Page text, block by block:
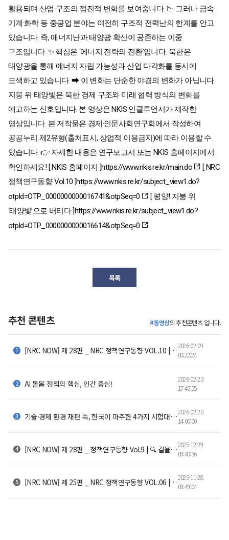
활용되며 산업 구조의 점진적 변화를 보여줍니다. 📉 그러나 금속·
기계·화학 등 중공업 분야는 여전히 구조적 전력난의 한계를 안고
있습니다. 즉, 에너지난과 태양광 확산이 공존하는 이중
구조입니다. ✨ 핵심은 ‘에너지 전략의 전환’입니다. 북한은
태양광을 통해 에너지 자립 가능성과 산업 다각화를 동시에
모색하고 있습니다. ➡ 이 변화는 단순한 야경의 변화가 아닙니다.
지붕 위 태양빛은 북한 경제 구조와 미래 협력 방식의 변화를
예고하는 신호입니다. 본 영상은 NKIS 인클루언서가 제작한
영상입니다. 본 저작물은 경제·인문사회연구회에서 작성하여
공공누리 제2유형(출처표시, 상업적 이용금지)에 따라 이용할 수
있습니다. 👉 자세한 내용은 연구보고서 또는 NKIS 홈페이지에서
확인하세요! [ NKIS 홈페이지 ]https://www.nkis.re.kr/main.do
[ NRC
정책연구동향 Vol.10 ]https://www.nkis.re.kr/subject_view1.do?
otpId=OTP_0000000000016741&otpSeq=0
[ 평양! 지붕 위
‘태양빛’으로 버티다 ]https://www.nkis.re.kr/subject_view1.do?
otpId=OTP_0000000000016614&otpSeq=0
목록
추천 콘텐츠 #동영상의 추천콘텐츠 입니다.
[NRC NOW] 제 28편 _ NRC 정책연구동향 VOL.10 |저출산은 선택이 아니었다 - 결혼과 출산을 멈추 세운2026-02-09
08:22:24
AI 돌봄 정책의 핵심, 인간 중심!
2026-02-23
17:45:55
기술·경제 환경 재편 속, 한국이 마주한 4가지 시험대｜𝐄𝐩.𝟎𝟐 𝐑𝐨𝐛𝐞𝐫𝐭 𝐃. 𝐀𝐭𝐤𝐢𝐧𝐬𝐨𝐧과의 대담🎙️2026-02-20
14:00:00
[NRC NOW] 제 28편 _ 정책연구동향 Vol.9 | 🔍 길을 잃은 아이들, 길을 만드는 어른들2025-12-29
09:48:36
[NRC NOW] 제 25편 _ NRC 정책연구동향 VOL.06 | 🔍 이제 AI가 정책도 만든다고? 한국은 지금 어디쯤일까?2025-11-28
09:49:04